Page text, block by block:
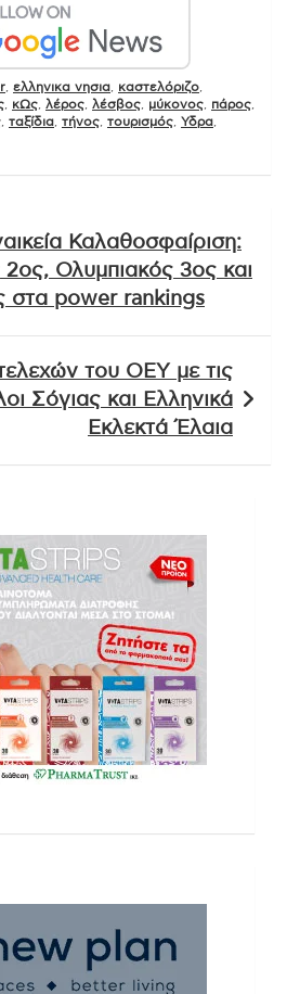
ελληνικα νησια καστελόριζο
κΩς λέρος λέσβος μύκονος πάρος
ταξίδια τήνος τουρισμός Υδρα
Καλαθοσφαίριση:
Ολυμπιακός 3ος και
στα power rankings
του ΟΕΥ με τις
Σόγιας και Ελληνικά
Εκλεκτά Έλαια